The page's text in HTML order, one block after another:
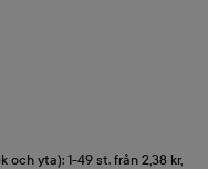
yta): 1-49 st. från 2,38 kr,